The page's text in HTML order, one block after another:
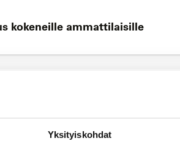
Yksityiskohdat
kokeneille ammattilaisille